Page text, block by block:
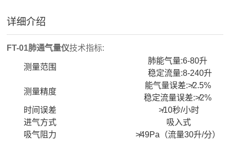
详细介绍
FT-01肺通气量仪技术指标:
测量范围
肺能气量:6-80升
稳定流量:8-240升
测量精度
能气量误差:≯2.5%
稳定流量误差:≯2%
时间误差
≯10秒/小时
进气方式
吸入式
吸气阻力
≯49Pa（流量30升/分）